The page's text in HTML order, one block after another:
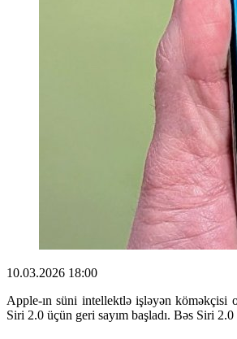
10.03.2026 18:00
Apple-ın süni intellektlə işləyən köməkçisi
Siri 2.0 üçün geri sayım başladı. Bəs Siri